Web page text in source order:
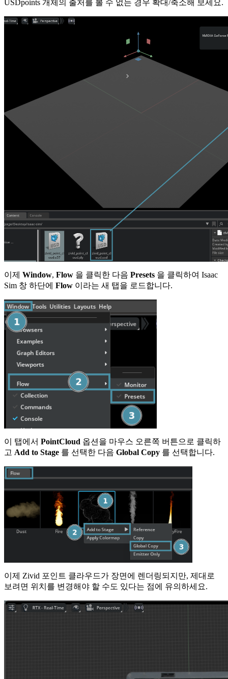
USDpoints 개체의 출처를 볼 수 없는 경우 확대/축소해 보세요.
이제 Window, Flow 을 클릭한 다음 Presets 을 클릭하여 Isaac
Sim 창 하단에 Flow 이라는 새 탭을 로드합니다.
이 탭에서 PointCloud 옵션을 마우스 오른쪽 버튼으로 클릭하
고 Add to Stage 를 선택한 다음 Global Copy 를 선택합니다.
이제 Zivid 포인트 클라우드가 장면에 렌더링되지만, 제대로
보려면 위치를 변경해야 할 수도 있다는 점에 유의하세요.